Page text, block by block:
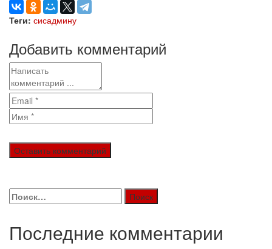
Теги: сисадмину
Добавить комментарий
Найти:
Последние комментарии